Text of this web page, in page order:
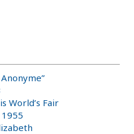
Anonyme”
World’s Fair